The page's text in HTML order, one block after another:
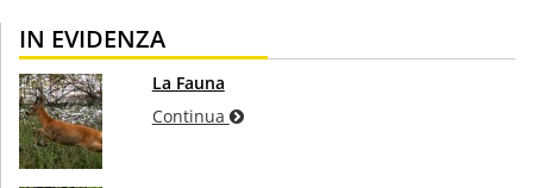
IN EVIDENZA
La Fauna
Continua